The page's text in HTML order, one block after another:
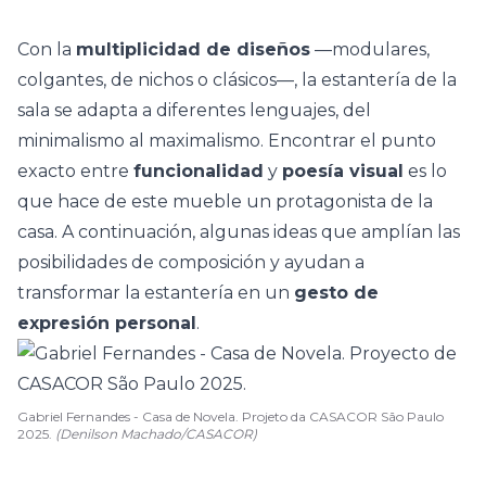
Con la multiplicidad de diseños —modulares,
colgantes, de nichos o clásicos—, la estantería de la
sala se adapta a diferentes lenguajes, del
minimalismo al maximalismo. Encontrar el punto
exacto entre funcionalidad y poesía visual es lo
que hace de este mueble un protagonista de la
casa. A continuación, algunas ideas que amplían las
posibilidades de composición y ayudan a
transformar la estantería en un gesto de
expresión personal.
Gabriel Fernandes - Casa de Novela. Projeto da CASACOR São Paulo
2025. (Denilson Machado/CASACOR)